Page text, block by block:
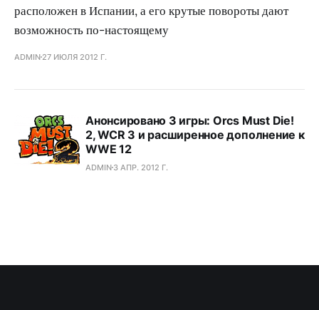
расположен в Испании, а его крутые повороты дают
возможность по-настоящему
ADMIN 27 ИЮЛЯ 2012 Г.
Анонсировано 3 игры: Orcs Must Die!
2, WCR 3 и расширенное дополнение к
WWE 12
ADMIN 3 АПР. 2012 Г.